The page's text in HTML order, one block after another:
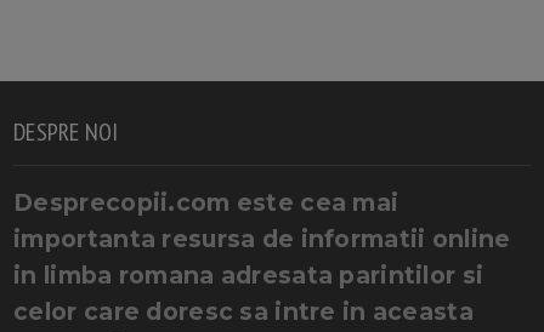
DESPRE NOI
Desprecopii.com este cea mai
importanta resursa de informatii online
in limba romana adresata parintilor si
celor care doresc sa intre in aceasta